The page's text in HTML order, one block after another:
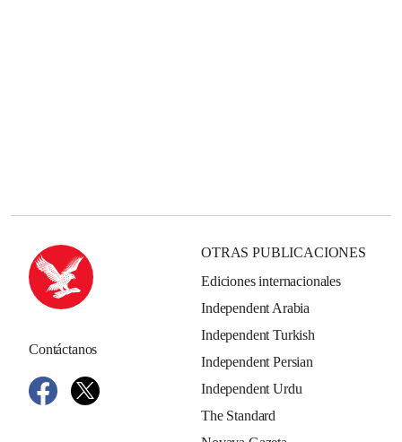
Contáctanos
OTRAS PUBLICACIONES
Ediciones internacionales
Independent Arabia
Independent Turkish
Independent Persian
Independent Urdu
The Standard